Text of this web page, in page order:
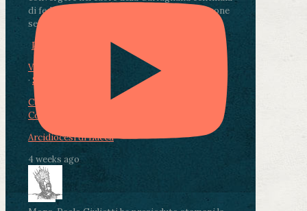
di fedeli, operatori sanitari, volontari e persone
segnate dalla malattia.
Photo
View on Facebook
· Share
Condividi su Facebook
Condividi su LinkedIn
Arcidiocesi di Lucca
4 weeks ago